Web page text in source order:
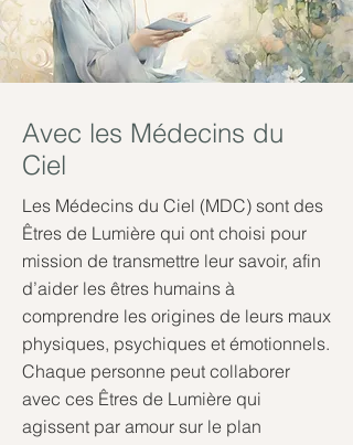
Avec les Médecins du
Ciel
Les Médecins du Ciel (MDC) sont des
Êtres de Lumière qui ont choisi pour
mission de transmettre leur savoir, afin
d’aider les êtres humains à
comprendre les origines de leurs maux
physiques, psychiques et émotionnels.
Chaque personne peut collaborer
avec ces Êtres de Lumière qui
agissent par amour sur le plan